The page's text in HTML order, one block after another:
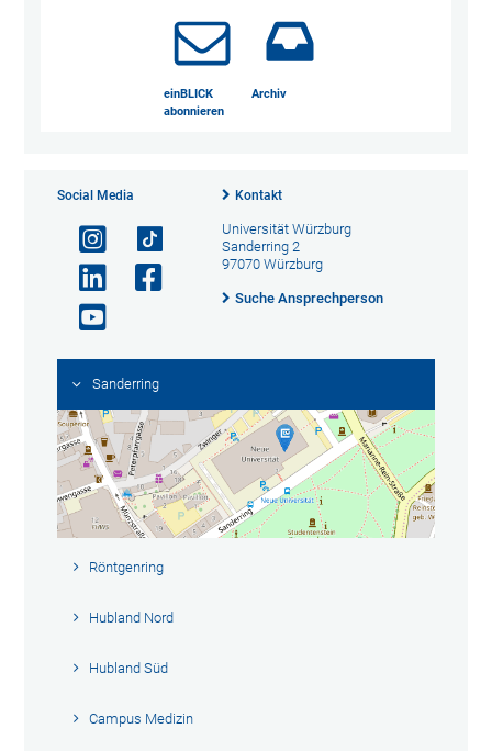
einBLICK
abonnieren
Archiv
Social Media Kontakt
Universität Würzburg
Sanderring 2
97070 Würzburg
Suche Ansprechperson
Sanderring
Röntgenring
Hubland Nord
Hubland Süd
Campus Medizin